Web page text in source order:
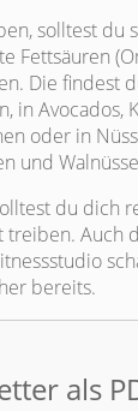
solltest du
Fettsäuren
Die findest
in Avocados,
oder in
und
du dich
treiben. Auch
bereits.
als